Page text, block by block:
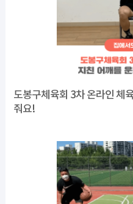
도봉구체육회 3차 온라인 체
줘요!